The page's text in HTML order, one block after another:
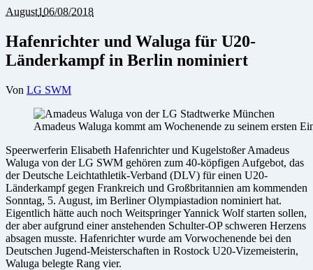
August106/08/2018
Hafenrichter und Waluga für U20-
Länderkampf in Berlin nominiert
Von LG SWM
Amadeus Waluga kommt am Wochenende zu seinem ersten
Speerwerferin Elisabeth Hafenrichter und Kugelstoßer Amadeus
Waluga von der LG SWM gehören zum 40-köpfigen Aufgebot, das
der Deutsche Leichtathletik-Verband (DLV) für einen U20-
Länderkampf gegen Frankreich und Großbritannien am kommenden
Sonntag, 5. August, im Berliner Olympiastadion nominiert hat.
Eigentlich hätte auch noch Weitspringer Yannick Wolf starten sollen,
der aber aufgrund einer anstehenden Schulter-OP schweren Herzens
absagen musste. Hafenrichter wurde am Vorwochenende bei den
Deutschen Jugend-Meisterschaften in Rostock U20-Vizemeisterin,
Waluga belegte Rang vier.